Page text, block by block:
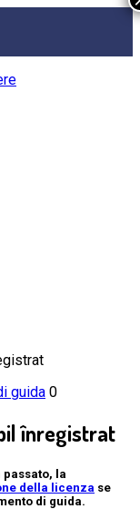
guida 0
înregistrat
passato, la
della licenza se
di guida.